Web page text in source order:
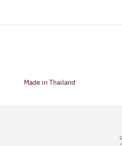
Made in Thailand